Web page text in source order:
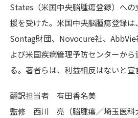
States（米国中央脳腫瘍登録）へ
援を受けた。米国中央脳腫瘍登録は
Sontag財団、Novocure社、
よび米国疾病管理予防センターか
る。著者らは、利益相反はないと宣
翻訳担当者 有田香名美
監修 西川 亮（脳腫瘍／埼玉医科